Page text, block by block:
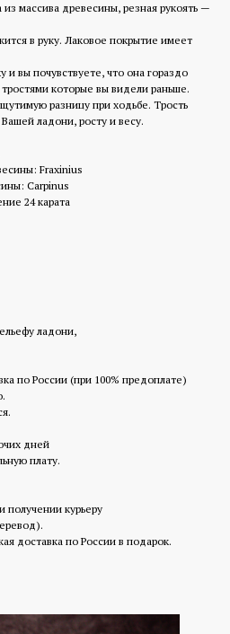
массива древесины, резная рукоять —
в руку. Лаковое покрытие имеет
и вы почувствуете, что она гораздо
которые вы видели раньше.
разницу при ходьбе. Трость
ладони, росту и весу.
Fraxinius
Carpinus
24 карата
ладони,
по России (при 100% предоплате)
дней
плату.
получении курьеру
доставка по России в подарок.